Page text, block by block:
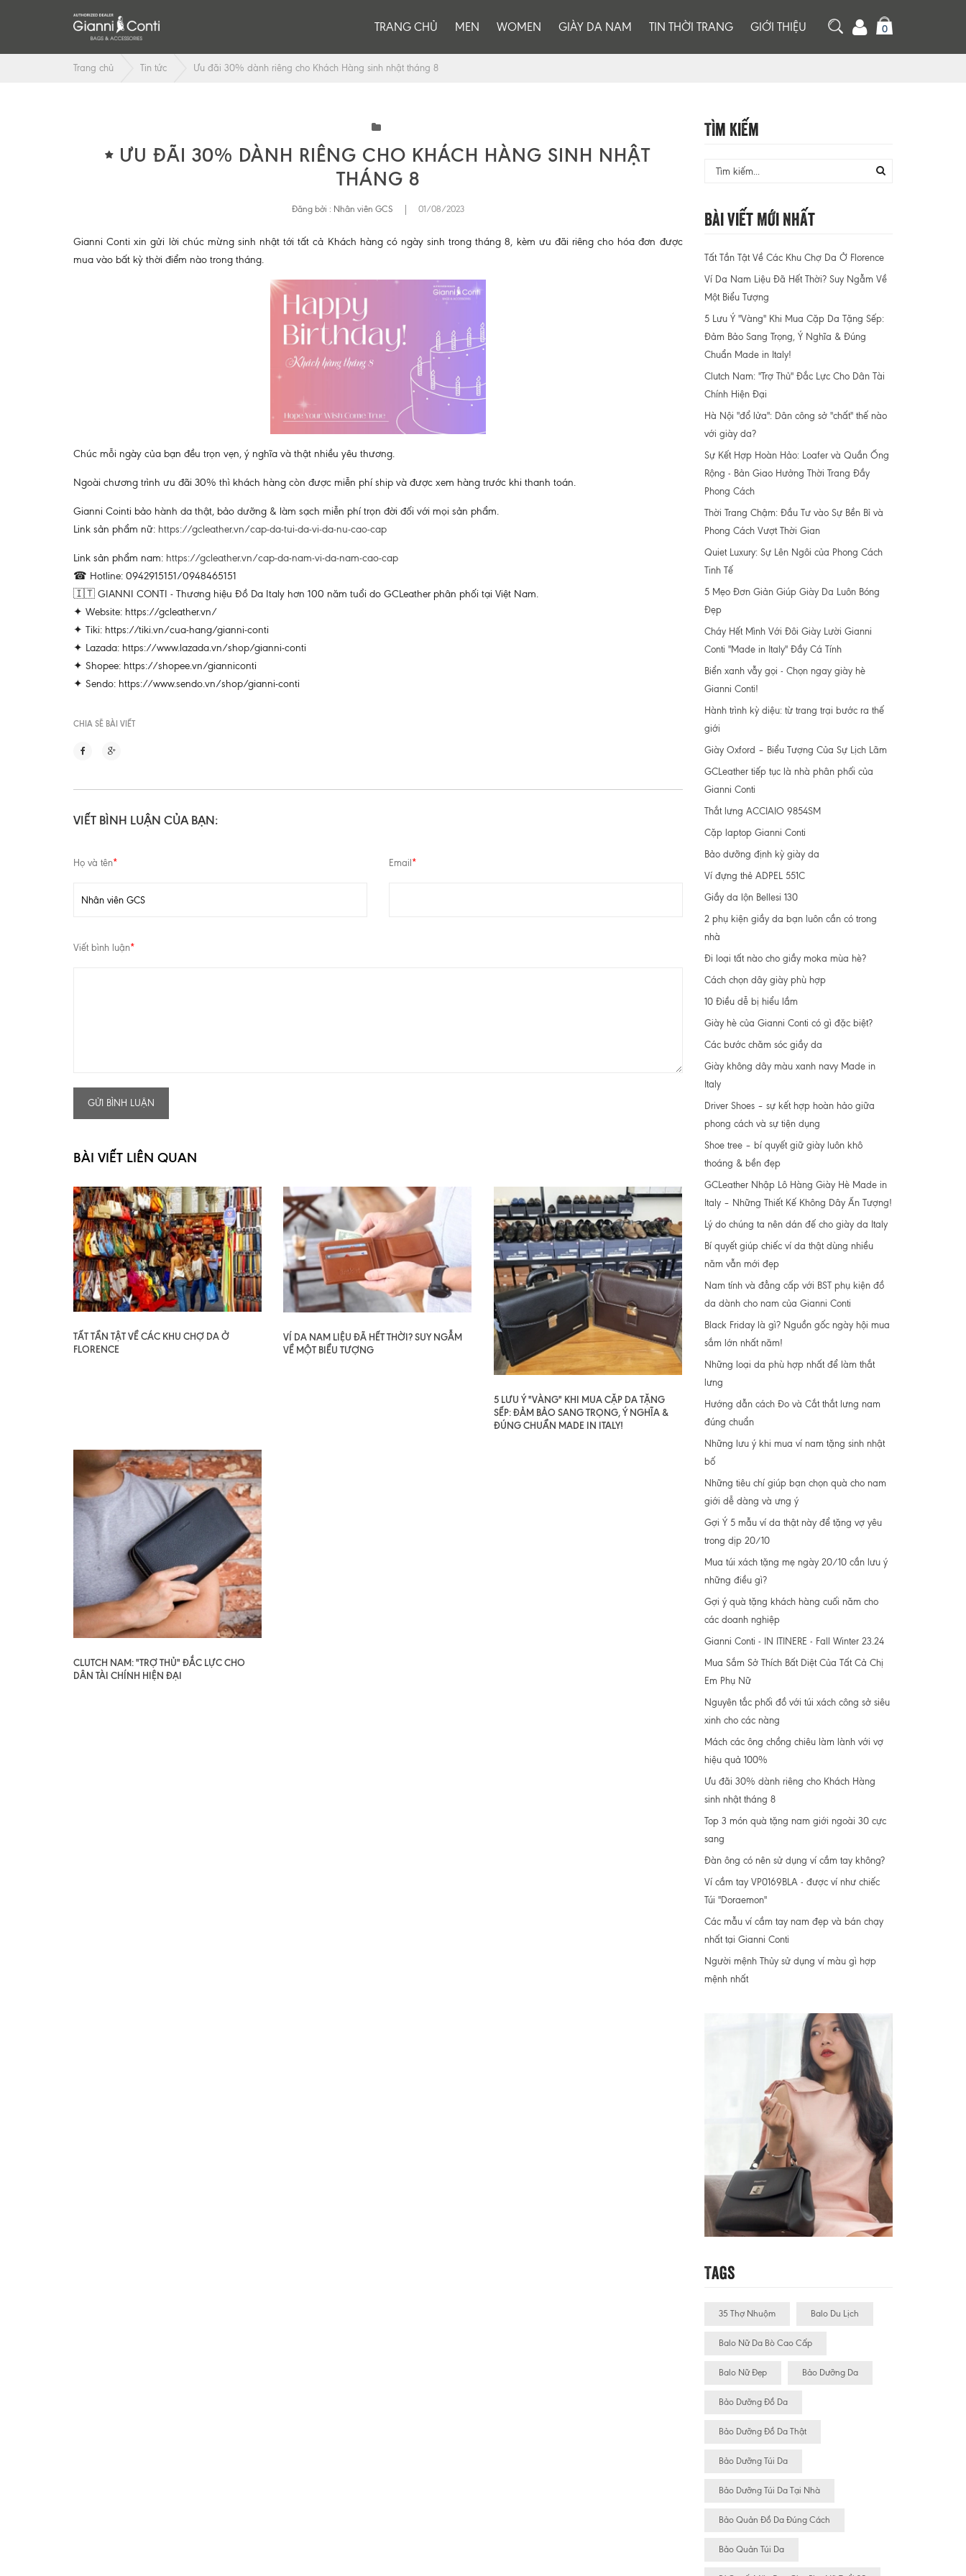
TRANG CHỦ MEN WOMEN GIÀY DA NAM TIN THỜI TRANG GIỚI THIỆU 0
Trang chủ Tin tức Ưu đãi 30% dành riêng cho Khách Hàng sinh nhật tháng 8
ƯU ĐÃI 30% DÀNH RIÊNG CHO KHÁCH HÀNG SINH NHẬT
THÁNG 8
Đăng bởi : Nhân viên GCS 01/08/2023
Gianni Conti xin gửi lời chúc mừng sinh nhật tới tất cả Khách hàng có ngày sinh trong tháng 8, kèm ưu đãi riêng cho hóa đơn được
mua vào bất kỳ thời điểm nào trong tháng.
Chúc mỗi ngày của bạn đều trọn vẹn, ý nghĩa và thật nhiều yêu thương.
Ngoài chương trình ưu đãi 30% thì khách hàng còn được miễn phí ship và được xem hàng trước khi thanh toán.
Gianni Cointi bảo hành da thật, bảo dưỡng & làm sạch miễn phí trọn đời đối với mọi sản phẩm.
Link sản phẩm nữ: https://gcleather.vn/cap-da-tui-da-vi-da-nu-cao-cap
Link sản phẩm nam: https://gcleather.vn/cap-da-nam-vi-da-nam-cao-cap
☎ Hotline: 0942915151/0948465151
🇮🇹 GIANNI CONTI - Thương hiệu Đồ Da Italy hơn 100 năm tuổi do GCLeather phân phối tại Việt Nam.
✦ Website: https://gcleather.vn/
✦ Tiki: https://tiki.vn/cua-hang/gianni-conti
✦ Lazada: https://www.lazada.vn/shop/gianni-conti
✦ Shopee: https://shopee.vn/gianniconti
✦ Sendo: https://www.sendo.vn/shop/gianni-conti
CHIA SẼ BÀI VIẾT
VIẾT BÌNH LUẬN CỦA BẠN:
Họ và tên* Email *
Viết bình luận*
GỬI BÌNH LUẬN
BÀI VIẾT LIÊN QUAN
TẤT TẦN TẬT VỀ CÁC KHU CHỢ DA Ở
FLORENCE
VÍ DA NAM LIỆU ĐÃ HẾT THỜI? SUY NGẪM
VỀ MỘT BIỂU TƯỢNG
5 LƯU Ý "VÀNG" KHI MUA CẶP DA TẶNG
SẾP: ĐẢM BẢO SANG TRỌNG, Ý NGHĨA &
ĐÚNG CHUẨN MADE IN ITALY!
CLUTCH NAM: "TRỢ THỦ" ĐẮC LỰC CHO
DÂN TÀI CHÍNH HIỆN ĐẠI
Tìm Kiếm
Bài Viết Mới Nhất
Tất Tần Tật Về Các Khu Chợ Da Ở Florence
Ví Da Nam Liệu Đã Hết Thời? Suy Ngẫm Về
Một Biểu Tượng
5 Lưu Ý "Vàng" Khi Mua Cặp Da Tặng Sếp:
Đảm Bảo Sang Trọng, Ý Nghĩa & Đúng
Chuẩn Made in Italy!
Clutch Nam: "Trợ Thủ" Đắc Lực Cho Dân Tài
Chính Hiện Đại
Hà Nội "đổ lửa": Dân công sở "chất" thế nào
với giày da?
Sự Kết Hợp Hoàn Hảo: Loafer và Quần Ống
Rộng - Bản Giao Hưởng Thời Trang Đầy
Phong Cách
Thời Trang Chậm: Đầu Tư vào Sự Bền Bỉ và
Phong Cách Vượt Thời Gian
Quiet Luxury: Sự Lên Ngôi của Phong Cách
Tinh Tế
5 Mẹo Đơn Giản Giúp Giày Da Luôn Bóng
Đẹp
Cháy Hết Mình Với Đôi Giày Lười Gianni
Conti "Made in Italy" Đầy Cá Tính
Biển xanh vẫy gọi - Chọn ngay giày hè
Gianni Conti!
Hành trình kỳ diệu: từ trang trại bước ra thế
giới
Giày Oxford – Biểu Tượng Của Sự Lịch Lãm
GCLeather tiếp tục là nhà phân phối của
Gianni Conti
Thắt lưng ACCIAIO 9854SM
Cặp laptop Gianni Conti
Bảo dưỡng định kỳ giày da
Ví đựng thẻ ADPEL 551C
Giầy da lộn Bellesi 130
2 phụ kiện giầy da bạn luôn cần có trong
nhà
Đi loại tất nào cho giầy moka mùa hè?
Cách chọn dây giày phù hợp
10 Điều dễ bị hiểu lầm
Giày hè của Gianni Conti có gì đặc biệt?
Các bước chăm sóc giầy da
Giày không dây màu xanh navy Made in
Italy
Driver Shoes – sự kết hợp hoàn hảo giữa
phong cách và sự tiện dụng
Shoe tree – bí quyết giữ giày luôn khô
thoáng & bền đẹp
GCLeather Nhập Lô Hàng Giày Hè Made in
Italy – Những Thiết Kế Không Dây Ấn Tượng!
Lý do chúng ta nên dán đế cho giày da Italy
Bí quyết giúp chiếc ví da thật dùng nhiều
năm vẫn mới đẹp
Nam tính và đẳng cấp với BST phụ kiện đồ
da dành cho nam của Gianni Conti
Black Friday là gì? Nguồn gốc ngày hội mua
sắm lớn nhất năm!
Những loại da phù hợp nhất để làm thắt
lưng
Hướng dẫn cách Đo và Cắt thắt lưng nam
đúng chuẩn
Những lưu ý khi mua ví nam tặng sinh nhật
bố
Những tiêu chí giúp bạn chọn quà cho nam
giới dễ dàng và ưng ý
Gợi Ý 5 mẫu ví da thật này để tặng vợ yêu
trong dịp 20/10
Mua túi xách tặng mẹ ngày 20/10 cần lưu ý
những điều gì?
Gợi ý quà tặng khách hàng cuối năm cho
các doanh nghiệp
Gianni Conti - IN ITINERE - Fall Winter 23.24
Mua Sắm Sở Thích Bất Diệt Của Tất Cả Chị
Em Phụ Nữ
Nguyên tắc phối đồ với túi xách công sở siêu
xinh cho các nàng
Mách các ông chồng chiêu làm lành với vợ
hiệu quả 100%
Ưu đãi 30% dành riêng cho Khách Hàng
sinh nhật tháng 8
Top 3 món quà tặng nam giới ngoài 30 cực
sang
Đàn ông có nên sử dụng ví cầm tay không?
Ví cầm tay VP0169BLA - được ví như chiếc
Túi "Doraemon"
Các mẫu ví cầm tay nam đẹp và bán chạy
nhất tại Gianni Conti
Người mệnh Thủy sử dụng ví màu gì hợp
mệnh nhất
Tags
35 Thợ Nhuộm Balo Du Lịch
Balo Nữ Da Bò Cao Cấp
Balo Nữ Đẹp Bảo Dưỡng Da
Bảo Dưỡng Đồ Da
Bảo Dưỡng Đồ Da Thật
Bảo Dưỡng Túi Da
Bảo Dưỡng Túi Da Tại Nhà
Bảo Quản Đồ Da Đúng Cách
Bảo Quản Túi Da